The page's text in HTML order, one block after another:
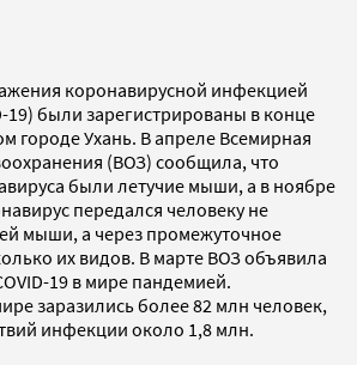
коронавирусной инфекцией
19) были зарегистрированы в конце
городе Ухань. В апреле Всемирная
(ВОЗ) сообщила, что
были летучие мыши, а в ноябре
передался человеку не
мыши, а через промежуточное
их видов. В марте ВОЗ объявила
19 в мире пандемией.
заразились более 82 млн человек,
инфекции около 1,8 млн.